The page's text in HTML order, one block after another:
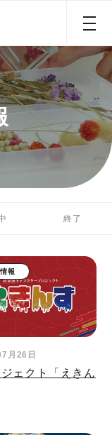
終了
報
月26日
ェクト「えきん